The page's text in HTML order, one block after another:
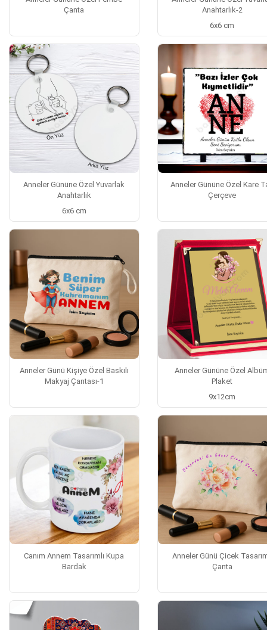
Çanta
Anahtarlık-2
6x6 cm
Anneler Gününe Özel Yuvarlak
Anahtarlık
6x6 cm
Anneler Gününe Özel Kare
Çerçeve
Anneler Günü Kişiye Özel Baskılı
Makyaj Çantası-1
Anneler Gününe Özel
Plaket
9x12cm
Canım Annem Tasarımlı Kupa
Bardak
Anneler Günü Çicek
Çanta